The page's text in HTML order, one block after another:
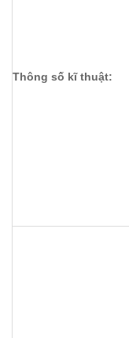
Thông số kĩ thuật: